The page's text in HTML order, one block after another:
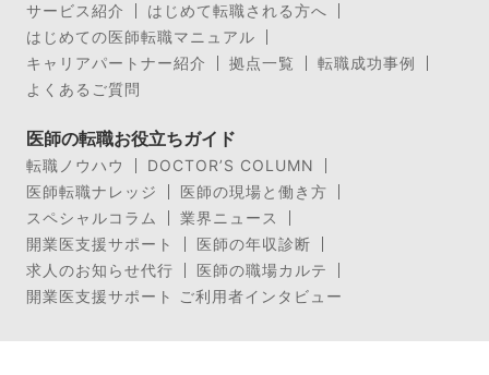
サービス紹介
はじめて転職される方へ
はじめての医師転職マニュアル
キャリアパートナー紹介
拠点一覧
転職成功事例
よくあるご質問
医師の転職お役立ちガイド
転職ノウハウ
DOCTOR’S COLUMN
医師転職ナレッジ
医師の現場と働き方
スペシャルコラム
業界ニュース
開業医支援サポート
医師の年収診断
求人のお知らせ代行
医師の職場カルテ
開業医支援サポート ご利用者インタビュー